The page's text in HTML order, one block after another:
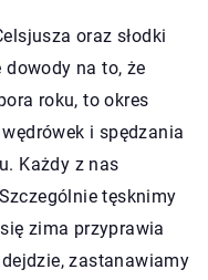
oraz słodki
na to, że
roku, to okres
i spędzania
Każdy z nas
tęsknimy
zima przyprawia
zastanawiamy